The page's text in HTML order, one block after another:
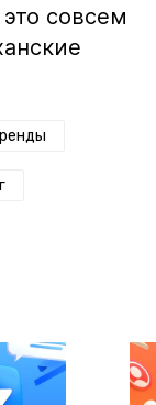
совсем